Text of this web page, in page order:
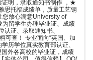
证明，录取通知书制作 ，★
思托福成绩单，质量工艺钢
您放心满意University of
留学生办理毕业证、成绩
证、录取通知书、
可查！ 专业面向“英国、加
历学位真实教育部认证、
外各高校的毕业证，成绩